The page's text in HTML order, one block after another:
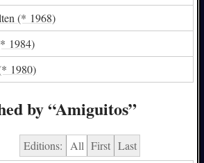
(* 1968)
1984)
1980)
by “Amiguitos”
Editions: All First Last